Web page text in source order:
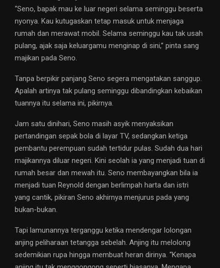
“Seno, bapak mau ke luar negeri selama seminggu beserta
nyonya. Kau kutugaskan tetap masuk untuk menjaga
rumah dan merawat mobil. Selama seminggu kau tak usah
pulang, ajak saja keluargamu menginap di sini,” pinta sang
majikan pada Seno.
Tanpa berpikir panjang Seno segera mengatakan sanggup.
Apalah artinya tak pulang seminggu dibandingkan kebaikan
tuannya itu selama ini, pikirnya.
Jam satu dinihari, Seno masih asyik menyaksikan
pertandingan sepak bola di layar TV, sedangkan ketiga
pembantu perempuan sudah tertidur pulas. Sudah dua hari
majikannya diluar negeri. Kini seolah ia yang menjadi tuan di
rumah besar dan mewah itu. Seno membayangkan bila ia
menjadi tuan Reynold dengan berlimpah harta dan istri
yang cantik, pikiran Seno akhirnya menjurus pada yang
bukan-bukan.
Tapi lamunannya terganggu ketika mendengar lolongan
anjing peliharaan tetangga sebelah. Anjing itu melolong
sedemikian rupa hingga membuat heran dirinya. “Kenapa